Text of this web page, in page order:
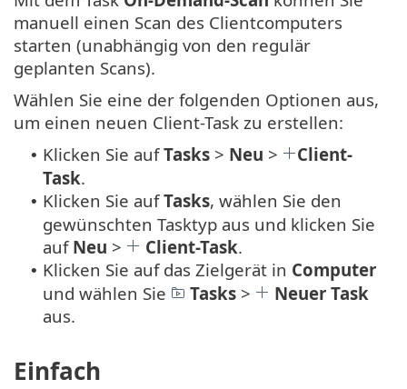
manuell einen Scan des Clientcomputers
starten (unabhängig von den regulär
geplanten Scans).
Wählen Sie eine der folgenden Optionen aus,
um einen neuen Client-Task zu erstellen:
• Klicken Sie aufTasks > Neu >
Client-
Task.
• Klicken Sie aufTasks, wählen Sie den
gewünschten Tasktyp aus und klicken Sie
auf Neu > Client-Task.
• Klicken Sie auf das Zielgerät in Computer
und wählen Sie
Tasks >
Neuer Task
aus.
Einfach